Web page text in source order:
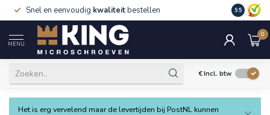
Snel en eenvoudig kwaliteitbestellen 9.5
MENU
0
€Incl. btw
Het is erg vervelend maar de levertijden bij PostNL kunnen